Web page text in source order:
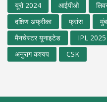
यूरो 2024
आईपीओ
दक्षिण अफ्रीका
फ्रांस
मैनचेस्टर यूनाइटेड
IPL 2025
अनुराग कश्यप
CSK